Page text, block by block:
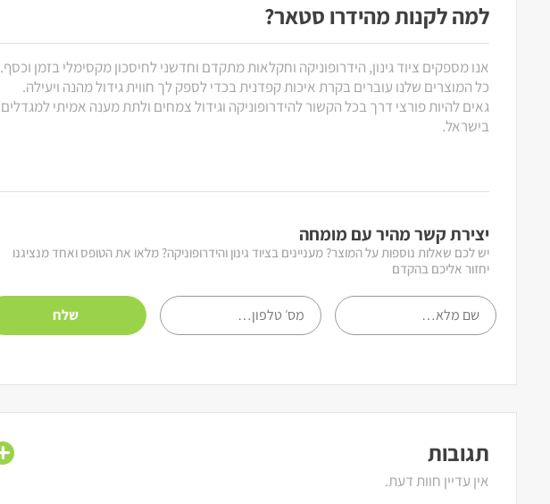
למה לקנות מהידרו סטאר?
אנו מספקים ציוד גינון, הידרופוניקה וחקלאות מתקדם וחדשני לחיסכון מקסימלי בזמן וכסף.
כל המוצרים שלנו עוברים בקרת איכות קפדנית בכדי לספק לך חווית גידול מהנה ויעילה.
גאים להיות פורצי דרך בכל הקשור להידרופוניקה וגידול צמחים ולתת מענה אמיתי למגדלים
בישראל.
יצירת קשר מהיר עם מומחה
יש לכם שאלות נוספות על המוצר? מעניינים בציוד גינון והידרופוניקה? מלאו את הטופס ואחד מנציגנו
יחזור אליכם בהקדם
תגובות
אין עדיין חוות דעת.